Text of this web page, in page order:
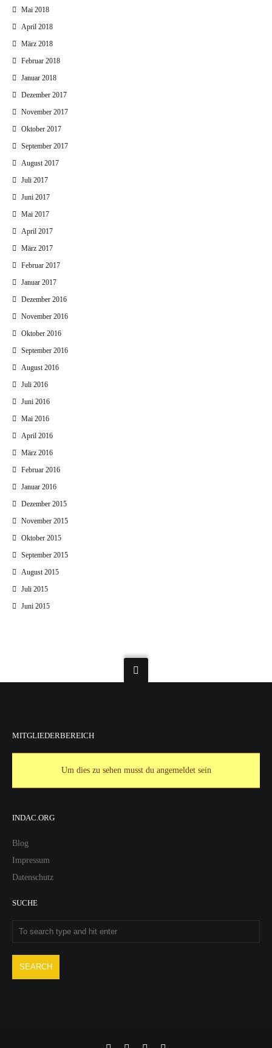
Mai 2018
April 2018
März 2018
Februar 2018
Januar 2018
Dezember 2017
November 2017
Oktober 2017
September 2017
August 2017
Juli 2017
Juni 2017
Mai 2017
April 2017
März 2017
Februar 2017
Januar 2017
Dezember 2016
November 2016
Oktober 2016
September 2016
August 2016
Juli 2016
Juni 2016
Mai 2016
April 2016
März 2016
Februar 2016
Januar 2016
Dezember 2015
November 2015
Oktober 2015
September 2015
August 2015
Juli 2015
Juni 2015
MITGLIEDERBEREICH
Um dies zu sehen musst du angemeldet sein
INDAC.ORG
Blog
Impressum
Datenschutz
SUCHE